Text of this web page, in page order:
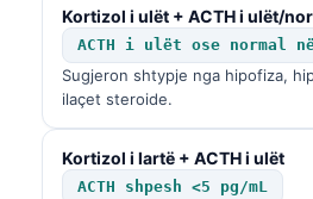
Kortizol i ulët + ACTH i ulët/
ACTH i ulët ose normal
Sugjeron shtypje nga hipofiza,
ilaçet steroide.
Kortizol i lartë + ACTH i ulët
ACTH shpesh <5 pg/mL
Tagalog
ဗမာစာ
ភាសាខ្មែរ
Kiswahili